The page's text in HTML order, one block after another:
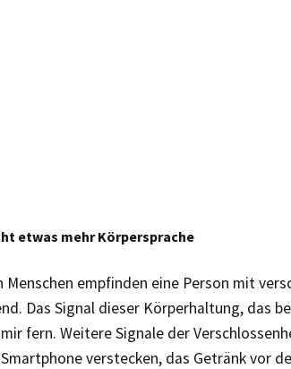
etwas mehr Körpersprache
Menschen empfinden eine Person mit
Das Signal dieser Körperhaltung, das
fern. Weitere Signale der
verstecken, das Getränk vor